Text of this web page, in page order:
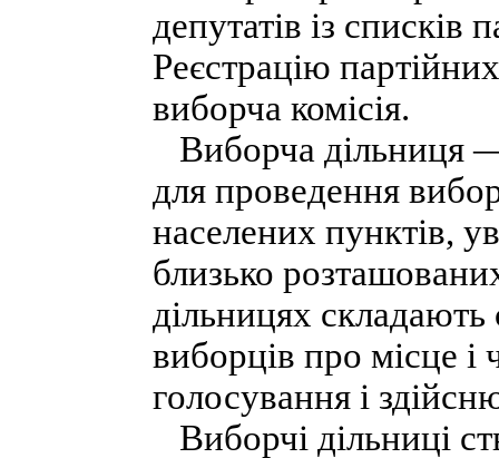
депутатів із списків
Реєстрацію
виборча комісія.
Виборча дільниця
для проведення
населених пунктів,
близько
дільницях
виборців про місце і
голосування і
Виборчі дільниці